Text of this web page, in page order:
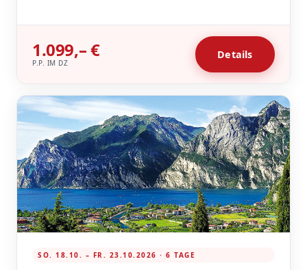
1.099,– €
P.P. IM DZ
Details
SO. 18.10. – FR. 23.10.2026 · 6 TAGE